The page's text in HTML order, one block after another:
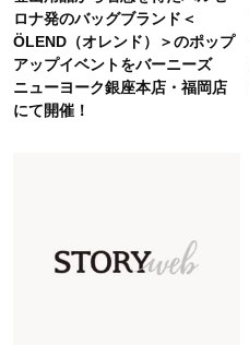
Fashion
白黒でもこんな
ップス×パンツ
Fashion 2026.5.29
今、40代の「メ
ロナ発のバッグブランド＜
ÖLEND（オレンド）＞のポップ
アップイベントをバーニーズ
ニューヨーク銀座本店・福岡店
にて開催！